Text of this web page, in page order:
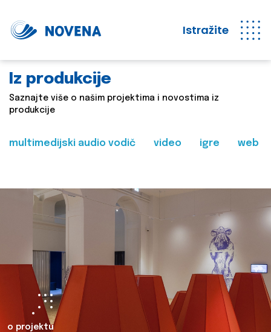
Istražite
Iz produkcije
Saznajte više o našim projektima i novostima iz
produkcije
multimedijski audio vodič video igre web
o projektu